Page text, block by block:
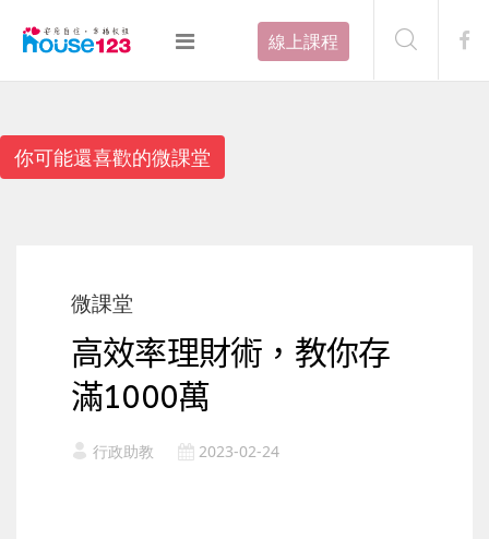
線上課程
你可能還喜歡的微課堂
微課堂
高效率理財術，教你存
滿1000萬
行政助教 2023-02-24